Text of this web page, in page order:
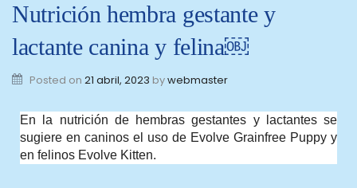
Nutrición hembra gestante y
lactante canina y felina￼
Posted on 21 abril, 2023 bywebmaster
En la nutrición de hembras gestantes y lactantes se
sugiere en caninos el uso de Evolve Grainfree Puppy y
en felinos Evolve Kitten.